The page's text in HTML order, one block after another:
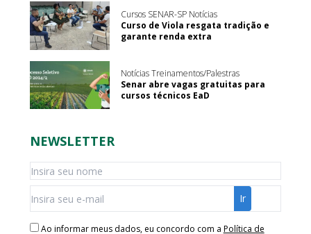
Cursos SENAR-SP Notícias
Curso de Viola resgata tradição e
garante renda extra
Notícias Treinamentos/Palestras
Senar abre vagas gratuitas para
cursos técnicos EaD
NEWSLETTER
Ao informar meus dados, eu concordo com a Política de